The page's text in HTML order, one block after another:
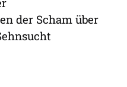
der Scham über